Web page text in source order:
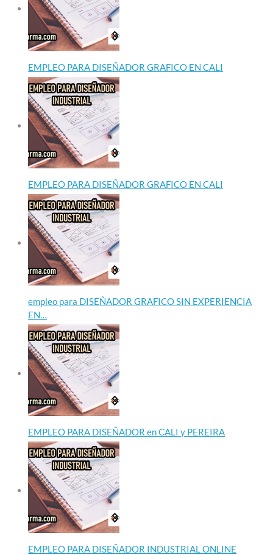
EMPLEO PARA DISEÑADOR GRAFICO EN CALI
EMPLEO PARA DISEÑADOR GRAFICO EN CALI
empleo para DISEÑADOR GRAFICO SIN EXPERIENCIA
EN…
EMPLEO PARA DISEÑADOR en CALI y PEREIRA
EMPLEO PARA DISEÑADOR INDUSTRIAL ONLINE